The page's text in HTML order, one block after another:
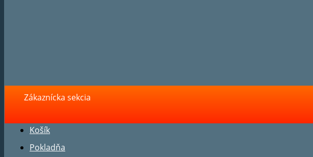
Zákaznícka sekcia
Košík
Pokladňa